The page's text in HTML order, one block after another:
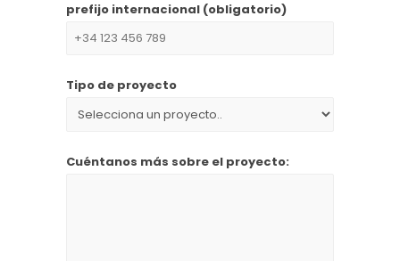
prefijo internacional (obligatorio)
Tipo de proyecto
Cuéntanos más sobre el proyecto: